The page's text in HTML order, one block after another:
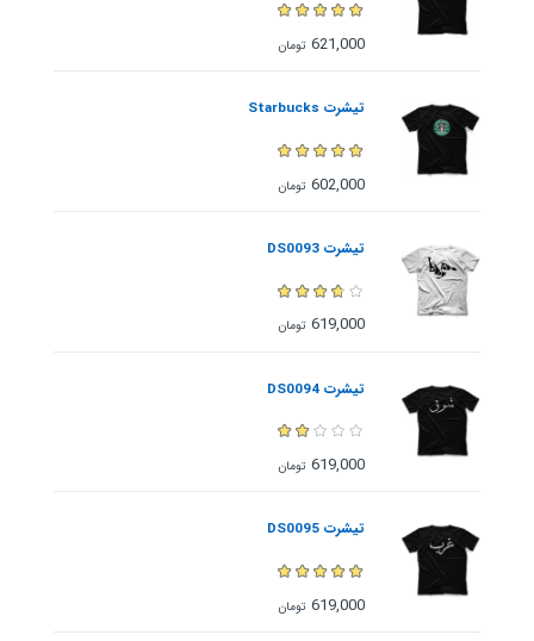
621,000 تومان
تیشرت Starbucks
602,000 تومان
تیشرت DS0093
619,000 تومان
تیشرت DS0094
619,000 تومان
تیشرت DS0095
619,000 تومان